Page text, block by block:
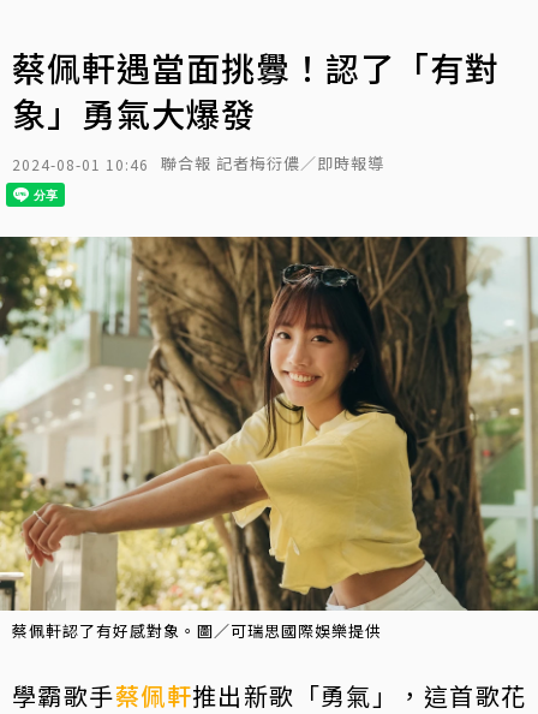
蔡佩軒遇當面挑釁！認了「有對
象」勇氣大爆發
2024-08-01 10:46 聯合報 記者梅衍儂／即時報導
蔡佩軒認了有好感對象。圖／可瑞思國際娛樂提供
學霸歌手蔡佩軒推出新歌「勇氣」，這首歌花